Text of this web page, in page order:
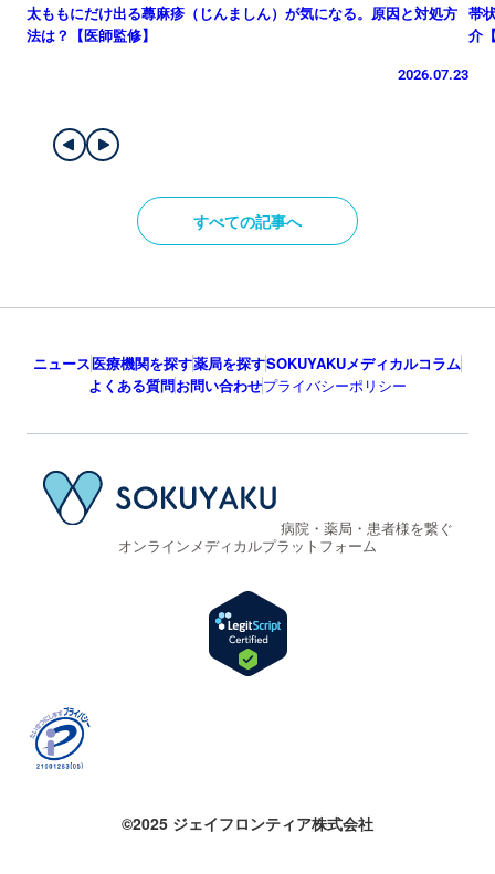
太ももにだけ出る蕁麻疹（じんましん）が気になる。原因と対処方
法は？【医師監修】
2026.07.23
帯
介
すべての記事へ
ニュース医療機関を探す薬局を探すSOKUYAKUメディカルコラム
よくある質問お問い合わせプライバシーポリシー
病院・薬局・患者様を繋ぐ
オンラインメディカルプラットフォーム
©2025 ジェイフロンティア株式会社